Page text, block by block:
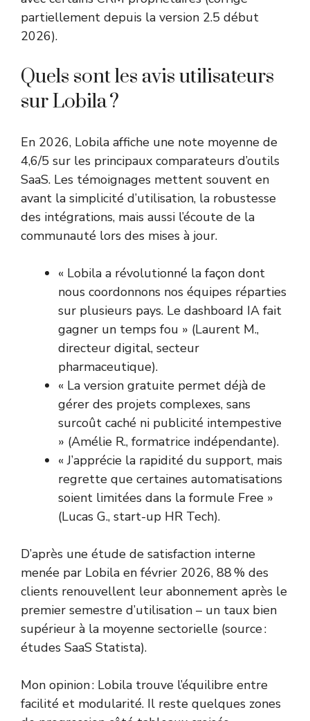
partiellement depuis la version 2.5 début
2026).
Quels sont les avis utilisateurs
sur Lobila ?
En 2026, Lobila affiche une note moyenne de
4,6/5 sur les principaux comparateurs d’outils
SaaS. Les témoignages mettent souvent en
avant la simplicité d’utilisation, la robustesse
des intégrations, mais aussi l’écoute de la
communauté lors des mises à jour.
« Lobila a révolutionné la façon dont
nous coordonnons nos équipes réparties
sur plusieurs pays. Le dashboard IA fait
gagner un temps fou » (Laurent M.,
directeur digital, secteur
pharmaceutique).
« La version gratuite permet déjà de
gérer des projets complexes, sans
surcoût caché ni publicité intempestive
» (Amélie R., formatrice indépendante).
« J’apprécie la rapidité du support, mais
regrette que certaines automatisations
soient limitées dans la formule Free »
(Lucas G., start-up HR Tech).
D’après une étude de satisfaction interne
menée par Lobila en février 2026, 88 % des
clients renouvellent leur abonnement après le
premier semestre d’utilisation – un taux bien
supérieur à la moyenne sectorielle (source :
études SaaS Statista).
Mon opinion : Lobila trouve l’équilibre entre
facilité et modularité. Il reste quelques zones